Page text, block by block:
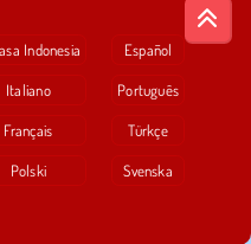
Indonesia
Italiano
Français
Polski
Español
Português
Türkçe
Svenska